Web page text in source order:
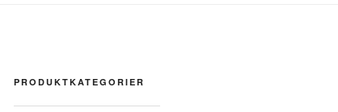
PRODUKTKATEGORIER